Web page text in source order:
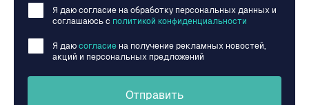
Я даю согласие на обработку персональных данных и
соглашаюсь c политикой конфиденциальности
Я даю согласие на получение рекламных новостей,
акций и персональных предложений
Отправить